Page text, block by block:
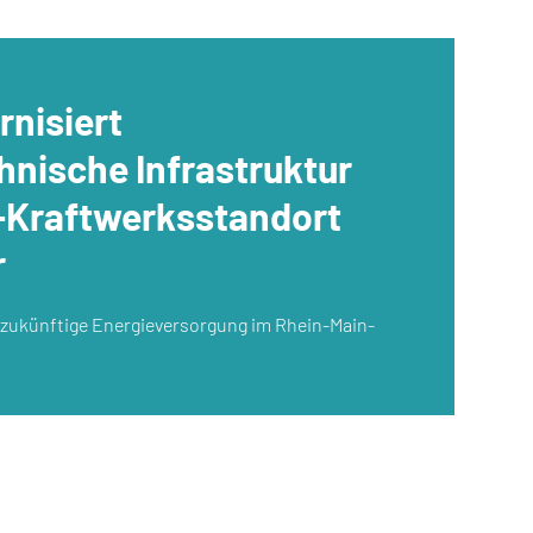
Infrastruktur
Kraftwerksstandort
Energieversorgung im Rhein-Main-